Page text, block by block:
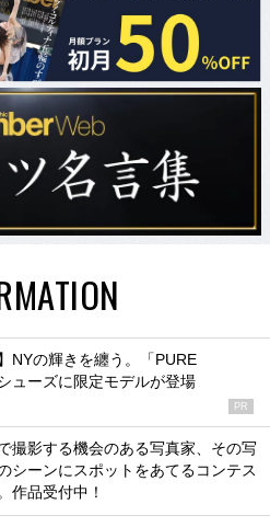
NYの輝きを纏う。「PURE
ューズに限定モデルが登場
PR
撮影する機会のある写真家、その写
シーンにスポットをあてるコンテス
作品受付中！